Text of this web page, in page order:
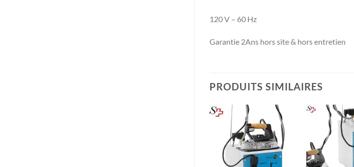
120 V – 60 Hz
Garantie 2Ans hors site & hors entretien
PRODUITS SIMILAIRES
+